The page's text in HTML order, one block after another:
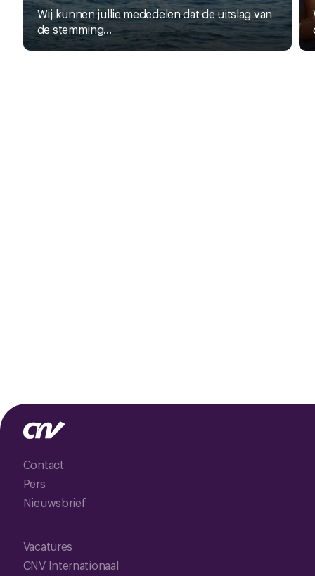
Wij kunnen jullie mededelen dat de uitslag van
de stemming...
Contact
Pers
Nieuwsbrief
Vacatures
CNV Internationaal